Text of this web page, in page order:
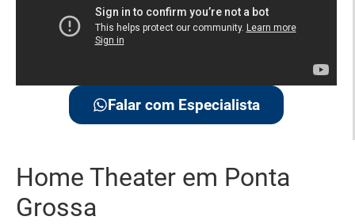
Falar com Especialista
Home Theater em Ponta
Grossa